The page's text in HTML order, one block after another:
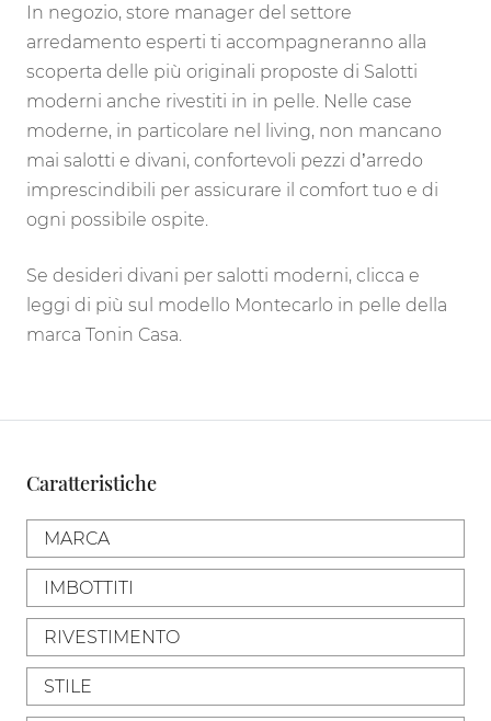
Se desideri divani per salotti moderni, clicca e
leggi di più sul modello Montecarlo in pelle della
marca Tonin Casa.
In negozio, store manager del settore
arredamento esperti ti accompagneranno alla
scoperta delle più originali proposte di Salotti
moderni anche rivestiti in in pelle. Nelle case
moderne, in particolare nel living, non mancano
mai salotti e divani, confortevoli pezzi d’arredo
imprescindibili per assicurare il comfort tuo e di
ogni possibile ospite.
Caratteristiche
MARCA
IMBOTTITI
RIVESTIMENTO
STILE